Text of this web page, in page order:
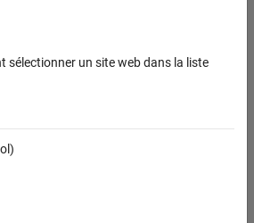
sélectionner un site web dans la liste